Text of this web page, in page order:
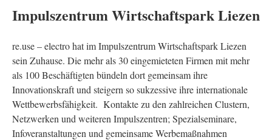
Impulszentrum Wirtschaftspark Liezen
re.use – electro hat im Impulszentrum Wirtschaftspark Liezen
sein Zuhause. Die mehr als 30 eingemieteten Firmen mit mehr
als 100 Beschäftigten bündeln dort gemeinsam ihre
Innovationskraft und steigern so sukzessive ihre internationale
Wettbewerbsfähigkeit. Kontakte zu den zahlreichen Clustern,
Netzwerken und weiteren Impulszentren; Spezialseminare,
Infoveranstaltungen und gemeinsame Werbemaßnahmen